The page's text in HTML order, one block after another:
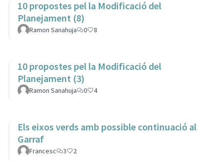
10 propostes pel la Modificació del
Planejament (8)
Ramon Sanahuja 0 8
10 propostes pel la Modificació del
Planejament (3)
Ramon Sanahuja 0 4
Els eixos verds amb possible continuació al
Garraf
Francesc 3 2